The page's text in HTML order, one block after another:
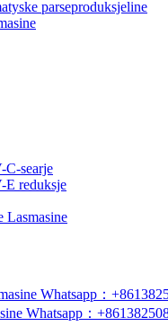
parseproduksjeline
C-searje
E reduksje
Lasmasine
Whatsapp：